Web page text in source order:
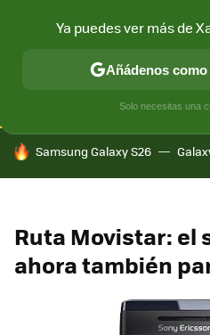
CONECTIVIDAD MÓVIL Y
HOY SE HABLA DE
Samsung Galaxy S26
Ruta Movistar: el
ahora también
Ya puedes ver más de
Añádenos
Solo necesitas una